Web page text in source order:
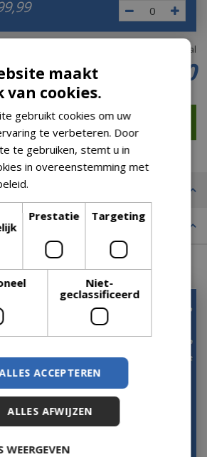
,99
Totaal
00
Aqua Tower regenton
maakt
van cookies.
gebruikt cookies om uw
te verbeteren. Door
te gebruiken, stemt u in
in overeenstemming met
Prestatie Targeting
Niet-
geclassificeerd
ACCEPTEREN
ALLES AFWIJZEN
WEERGEVEN